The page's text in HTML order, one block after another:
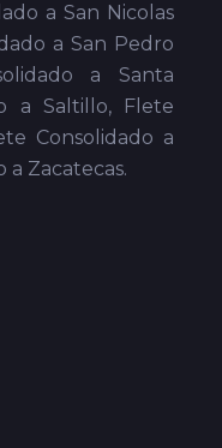
a San Nicolas
a San Pedro
a Santa
a Saltillo, Flete
Consolidado a
a Zacatecas.